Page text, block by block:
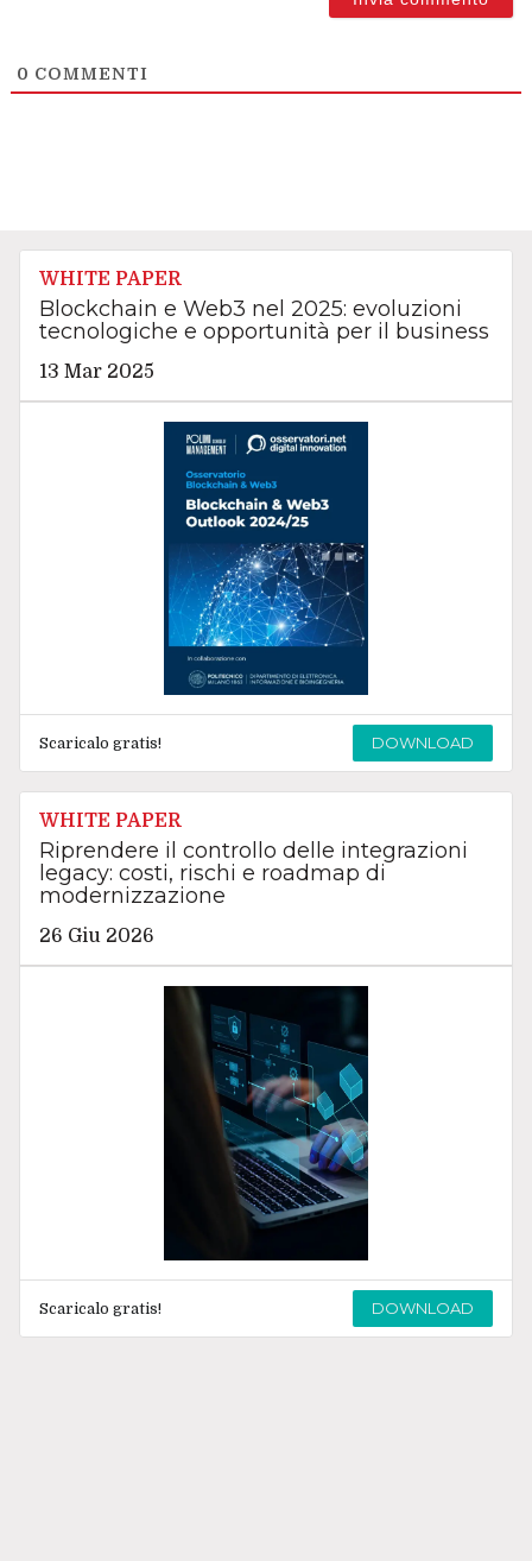
0 COMMENTI
WHITE PAPER
Blockchain e Web3 nel 2025: evoluzioni
tecnologiche e opportunità per il business
13 Mar 2025
Scaricalo gratis! DOWNLOAD
WHITE PAPER
Riprendere il controllo delle integrazioni
legacy: costi, rischi e roadmap di
modernizzazione
26 Giu 2026
Scaricalo gratis! DOWNLOAD